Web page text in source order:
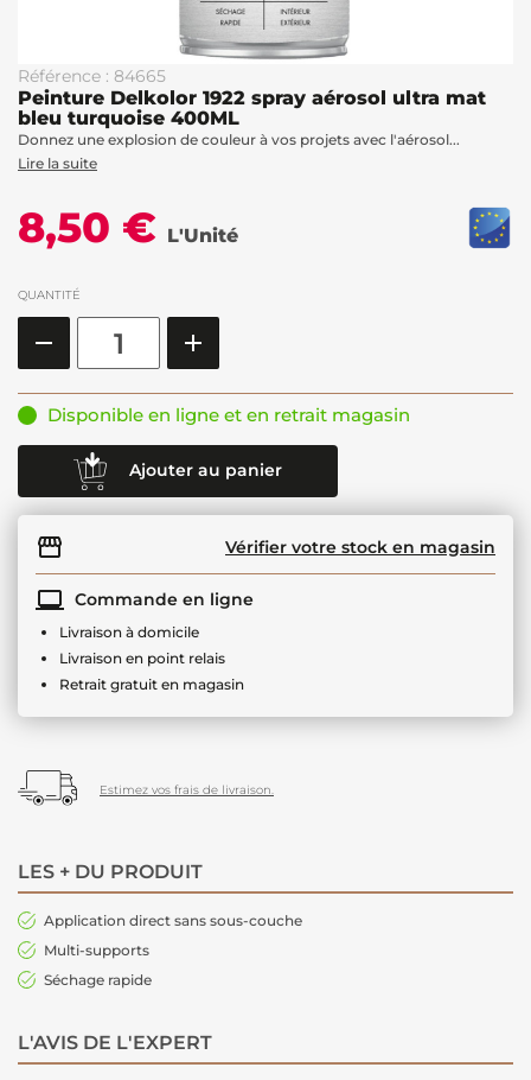
Référence : 84665
Peinture Delkolor 1922 spray aérosol ultra mat
bleu turquoise 400ML
Donnez une explosion de couleur à vos projets avec l'aérosol...
Lire la suite
8,50 € L'Unité
QUANTITÉ
Disponible en ligne et en retrait magasin
Ajouter au panier
Vérifier votre stock en magasin
Commande en ligne
Livraison à domicile
Livraison en point relais
Retrait gratuit en magasin
Estimez vos frais de livraison.
LES + DU PRODUIT
Application direct sans sous-couche
Multi-supports
Séchage rapide
L'AVIS DE L'EXPERT